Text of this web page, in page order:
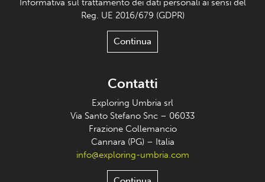
Informativa sul trattamento dei dati personali ai sensi del
Reg. UE 2016/679 (GDPR)
Continua
Contatti
Exploring Umbria srl
Via Santo Stefano Snc – 06033
Frazione Collemancio
Cannara (PG) – Italia
info@exploring-umbria.com